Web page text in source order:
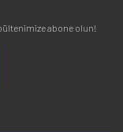
abone olun!